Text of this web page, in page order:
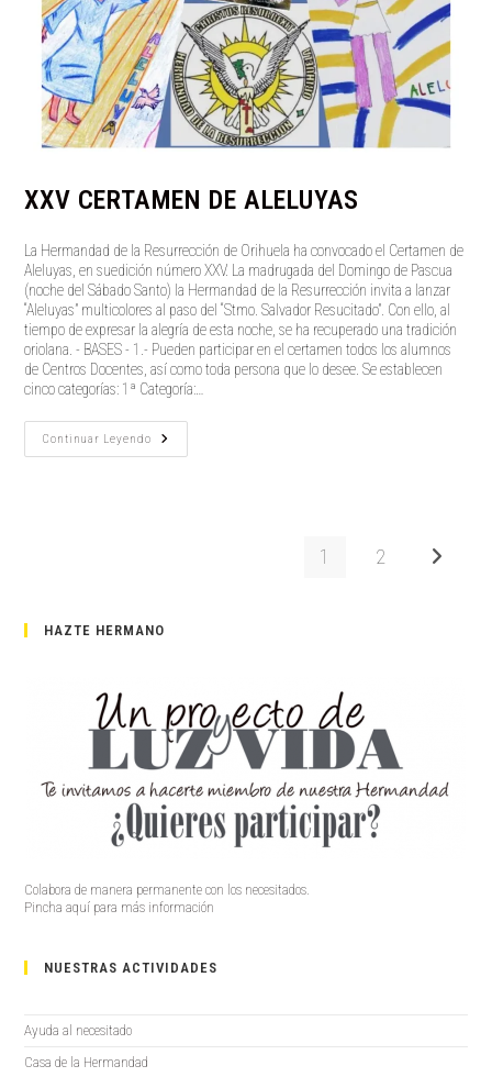
XXV CERTAMEN DE ALELUYAS
La Hermandad de la Resurrección de Orihuela ha convocado el Certamen de
Aleluyas, en suedición número XXV. La madrugada del Domingo de Pascua
(noche del Sábado Santo) la Hermandad de la Resurrección invita a lanzar
“Aleluyas” multicolores al paso del “Stmo. Salvador Resucitado”. Con ello, al
tiempo de expresar la alegría de esta noche, se ha recuperado una tradición
oriolana. - BASES - 1.- Pueden participar en el certamen todos los alumnos
de Centros Docentes, así como toda persona que lo desee. Se establecen
cinco categorías: 1ª Categoría:…
Continuar Leyendo
XXV
CERTAMEN
1 2 Ir a la
HAZTE HERMANO
Colabora de manera permanente con los necesitados.
Pincha aquí para más información
NUESTRAS ACTIVIDADES
Ayuda al necesitado
Casa de la Hermandad